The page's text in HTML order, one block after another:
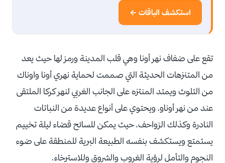
استكشف الباقات ←
تقع على ضفاف نهر أونا وهي قلب المدينة ورمز لها حيث يعد
من المتنزهات الحديثة التي صممت لحماية نهري أونا واوناك
من التلوث ويمتد المنتزه على الجانب الغربي لنهر كركا الملتقى
عند من نهر أوناو، ويحتوي على أنواع عديدة من النباتات
النادرة وكذلك الزواحف، حيث يمكن للسائح قضاء ليلة تخييم
يستمتع ويستكشف بنفسه الطبيعة البرية للمنطقة على ضوء
النجوم والتأمل لرؤية الغروب والشروق وللاسترخاء.